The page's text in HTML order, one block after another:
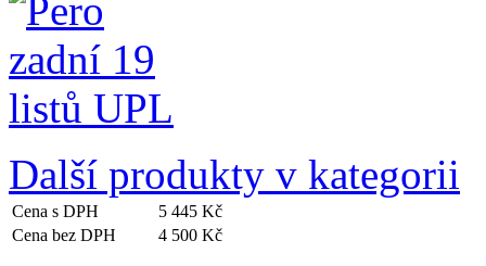
Další produkty v kategorii
Cena s DPH
5 445 Kč
Cena bez DPH
4 500 Kč